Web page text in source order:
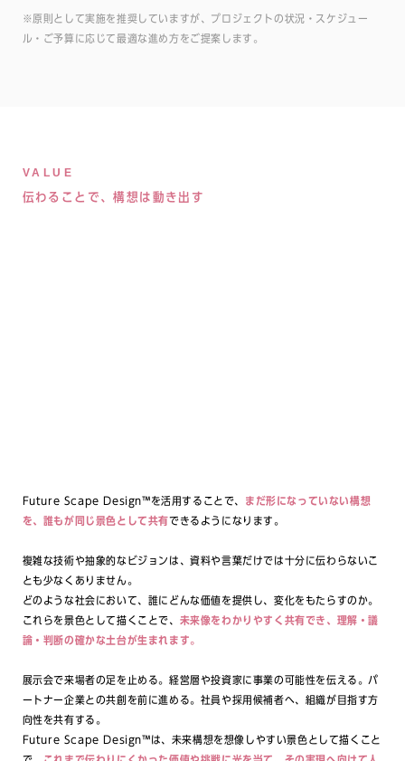
※原則として実施を推奨していますが、プロジェクトの状況・スケジュー
ル・ご予算に応じて最適な進め方をご提案します。
VALUE
伝わることで、構想は動き出す
Future Scape Design™を活用することで、 まだ形になっていない構想
を、誰もが同じ景色として共有できるようになります。
複雑な技術や抽象的なビジョンは、資料や言葉だけでは十分に伝わらないこ
とも少なくありません。
どのような社会において、誰にどんな価値を提供し、変化をもたらすのか。
これらを景色として描くことで、 未来像をわかりやすく共有でき、理解・議
論・判断の確かな土台が生まれます。
展示会で来場者の足を止める。経営層や投資家に事業の可能性を伝える。パ
ートナー企業との共創を前に進める。社員や採用候補者へ、組織が目指す方
向性を共有する。
Future Scape Design™は、未来構想を想像しやすい景色として描くこと